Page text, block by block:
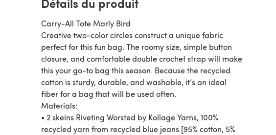
Carry-All Tote Marly Bird
Creative two-color circles construct a unique fabric
perfect for this fun bag. The roomy size, simple button
closure, and comfortable double crochet strap will make
this your go-to bag this season. Because the recycled
cotton is sturdy, durable, and washable, it’s an ideal
fiber for a bag that will be used often.
Materials:
• 2 skeins Riveting Worsted by Kollage Yarns, 100%
recycled yarn from recycled blue jeans [95% cotton, 5%